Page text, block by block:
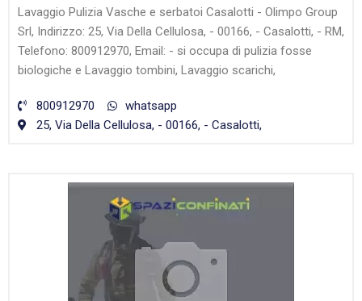
Lavaggio Pulizia Vasche e serbatoi Casalotti - Olimpo Group
Srl, Indirizzo: 25, Via Della Cellulosa, - 00166, - Casalotti, - RM,
Telefono: 800912970, Email: - si occupa di pulizia fosse
biologiche e Lavaggio tombini, Lavaggio scarichi,
800912970
whatsapp
25, Via Della Cellulosa, - 00166, - Casalotti,